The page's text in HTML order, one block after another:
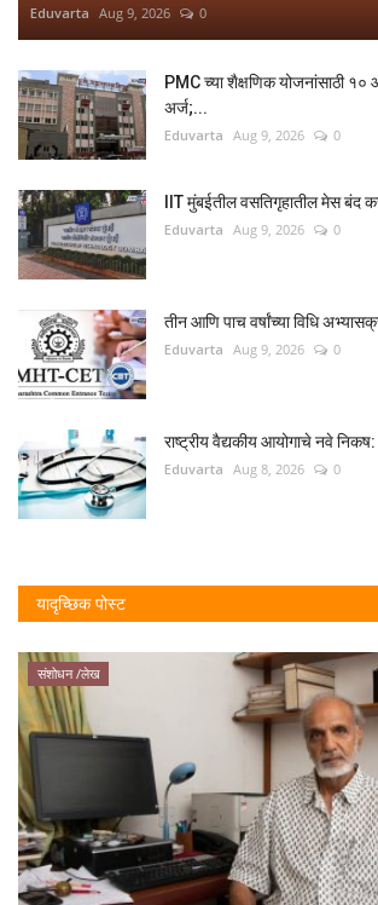
Eduvarta Aug 9, 2026 0
PMC च्या शैक्षणिक योजनांसाठी
अर्ज;...
Eduvarta Aug 9, 2026 0
IIT मुंबईतील वसतिगृहातील मेस बंद
Eduvarta Aug 9, 2026 0
तीन आणि पाच वर्षांच्या विधि
Eduvarta Aug 9, 2026 0
राष्ट्रीय वैद्यकीय आयोगाचे नवे
Eduvarta Aug 8, 2026 0
यादृच्छिक पोस्ट
संशोधन /लेख